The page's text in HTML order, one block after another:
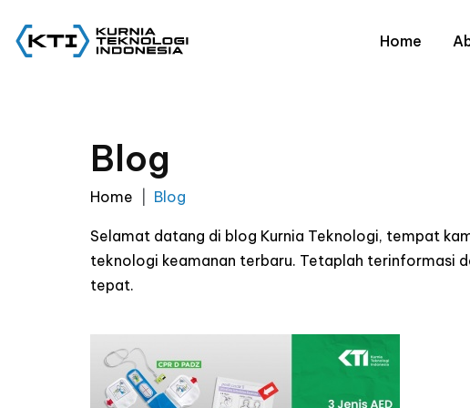
Home
Blog
Home Blog
Selamat datang di blog Kurnia Teknologi, tempat
teknologi keamanan terbaru. Tetaplah terinformasi
tepat.